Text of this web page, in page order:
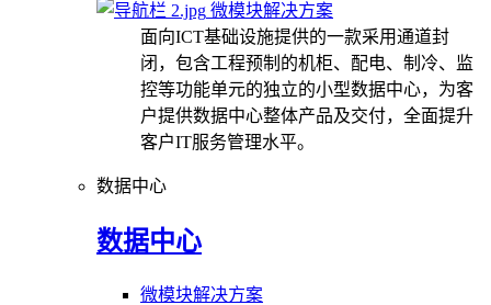
微模块解决方案
面向ICT基础设施提供的一款采用通道封
闭，包含工程预制的机柜、配电、制冷、监
控等功能单元的独立的小型数据中心，为客
户提供数据中心整体产品及交付，全面提升
客户IT服务管理水平。
数据中心
数据中心
微模块解决方案